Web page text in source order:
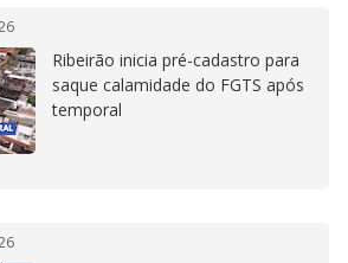
Ribeirão inicia pré-cadastro para
saque calamidade do FGTS após
temporal